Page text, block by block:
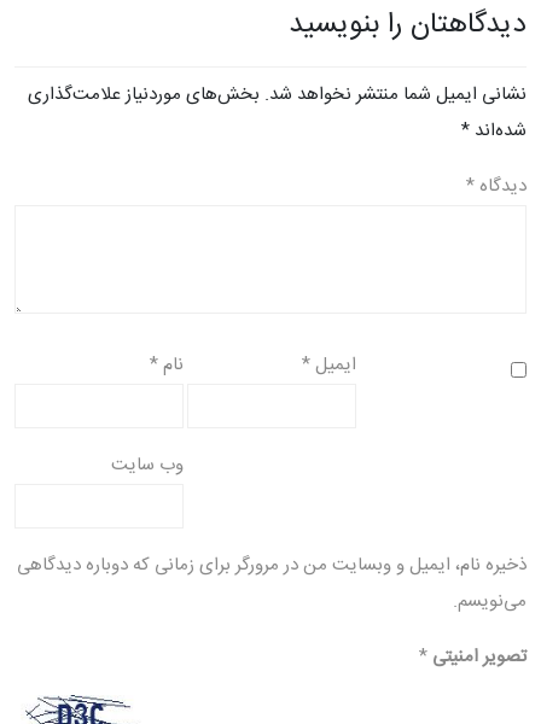
دیدگاهتان را بنویسید
نشانی ایمیل شما منتشر نخواهد شد. بخش‌های موردنیاز علامت‌گذاری
شده‌اند *
دیدگاه *
نام* ایمیل*
وب‌ سایت
ذخیره نام، ایمیل و وبسایت من در مرورگر برای زمانی که دوباره دیدگاهی
می‌نویسم.
تصویر امنیتی *